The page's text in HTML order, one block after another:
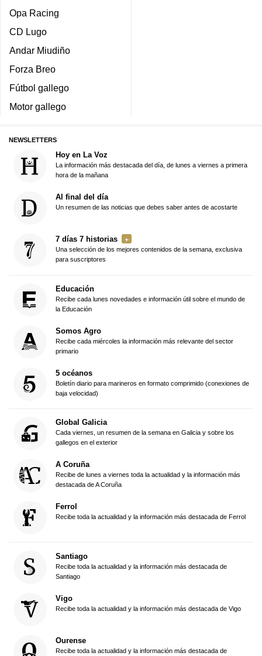
Opa Racing
CD Lugo
Andar Miudiño
Forza Breo
Fútbol gallego
Motor gallego
NEWSLETTERS
Hoy en La Voz
La información más destacada del día, de lunes a viernes a primera
hora de la mañana
Al final del día
Un resumen de las noticias que debes saber antes de acostarte
7 días 7 historias
Una selección de los mejores contenidos de la semana, exclusiva
para suscriptores
Educación
Recibe cada lunes novedades e información útil sobre el mundo de
la Educación
Somos Agro
Recibe cada miércoles la información más relevante del sector
primario
5 océanos
Boletín diario para marineros en formato comprimido (conexiones de
baja velocidad)
Global Galicia
Cada viernes, un resumen de la semana en Galicia y sobre los
gallegos en el exterior
A Coruña
Recibe de lunes a viernes toda la actualidad y la información más
destacada de A Coruña
Ferrol
Recibe toda la actualidad y la información más destacada de Ferrol
Santiago
Recibe toda la actualidad y la información más destacada de
Santiago
Vigo
Recibe toda la actualidad y la información más destacada de Vigo
Ourense
Recibe toda la actualidad y la información más destacada de